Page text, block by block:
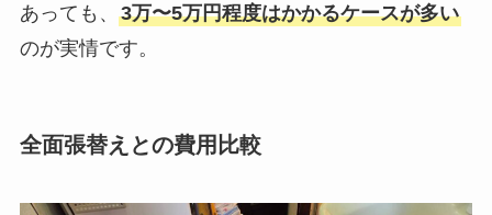
あっても、 3万〜5万円程度はかかるケースが多い
のが実情です。
全面張替えとの費用比較